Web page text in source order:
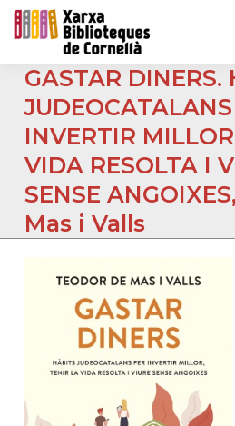
GASTAR DINERS.
INVERTIR
VIDA RESOLTA I
SENSE
Mas i Valls